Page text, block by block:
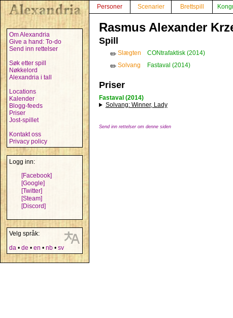
Om Alexandria
Give a hand: To-do
Send inn rettelser
Søk etter spill
Nøkkelord
Alexandria i tall
Locations
Kalender
Blogg-feeds
Priser
Jost-spillet
Kontakt oss
Privacy policy
Logg inn:
[Facebook]
[Google]
[Twitter]
[Steam]
[Discord]
Velg språk:
da • de • en • nb • sv
Personer Scenarier Brettspill
Rasmus Alexander
Spill
✏️ Slægten
CONtrafaktisk (2014)
✏️ Solvang Fastaval (2014)
Priser
Fastaval (2014)
Solvang: Winner, Lady
Send inn rettelser om denne siden